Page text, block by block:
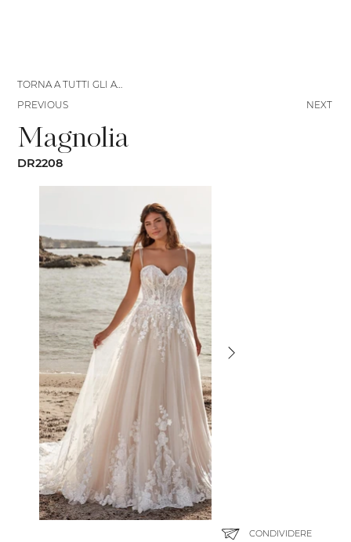
Magnolia
DR2208
CONDIVIDERE
NEXT
TORNA A TUTTI GLI ABITI
PREVIOUS